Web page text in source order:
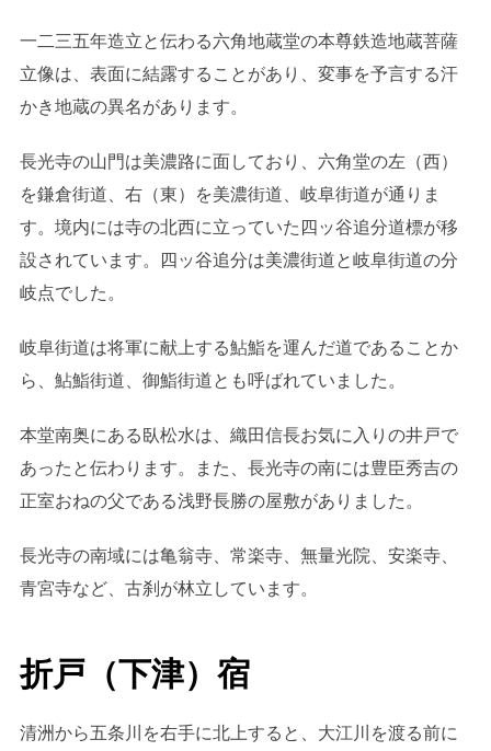
一二三五年造立と伝わる六角地蔵堂の本尊鉄造地蔵菩薩
立像は、表面に結露することがあり、変事を予言する汗
かき地蔵の異名があります。
長光寺の山門は美濃路に面しており、六角堂の左（西）
を鎌倉街道、右（東）を美濃街道、岐阜街道が通りま
す。境内には寺の北西に立っていた四ッ谷追分道標が移
設されています。四ッ谷追分は美濃街道と岐阜街道の分
岐点でした。
岐阜街道は将軍に献上する鮎鮨を運んだ道であることか
ら、鮎鮨街道、御鮨街道とも呼ばれていました。
本堂南奥にある臥松水は、織田信長お気に入りの井戸で
あったと伝わります。また、長光寺の南には豊臣秀吉の
正室おねの父である浅野長勝の屋敷がありました。
長光寺の南域には亀翁寺、常楽寺、無量光院、安楽寺、
青宮寺など、古刹が林立しています。
折戸（下津）宿
清洲から五条川を右手に北上すると、大江川を渡る前に